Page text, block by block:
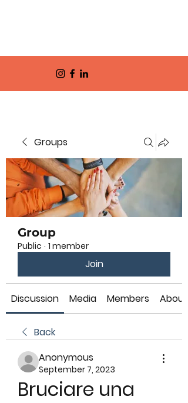
Groups
Group
Public · 1 member
Join
Discussion Media Members About
Back
Anonymous
September 7, 2023
Bruciare una